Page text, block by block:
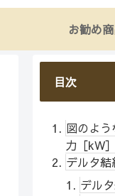
お勧め
目次
図のよ
力［kW
デルタ
デル